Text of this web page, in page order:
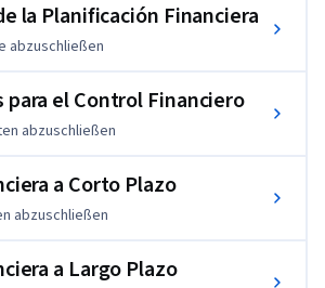
la Planificación Financiera
abzuschließen
el Control Financiero
abzuschließen
a Corto Plazo
abzuschließen
a Largo Plazo